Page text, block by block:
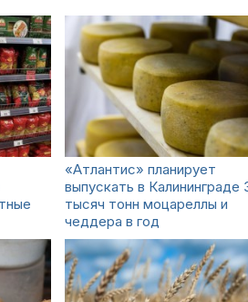
«Атлантис» планирует
выпускать в Калининграде
тысяч тонн моцареллы и
чеддера в год